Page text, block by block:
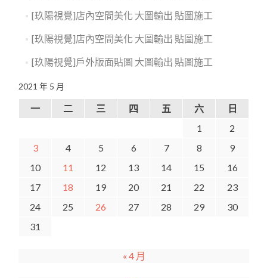
[玖陽視覺]店內空間美化 大圖輸出 貼圖施工
[玖陽視覺]店內空間美化 大圖輸出 貼圖施工
[玖陽視覺]戶外版面貼圖 大圖輸出 貼圖施工
2021 年 5 月
一 二 三 四 五 六
日
1
2
3
4 5 6 7 8
9
10
11 12 13 14 15
16
17
18 19 20 21 22
23
24
25 26 27 28 29
30
31
« 4 月